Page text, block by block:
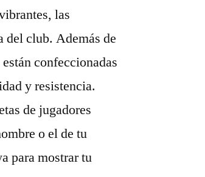
las
del club. Además de
confeccionadas
y resistencia.
de jugadores
o el de tu
para mostrar tu